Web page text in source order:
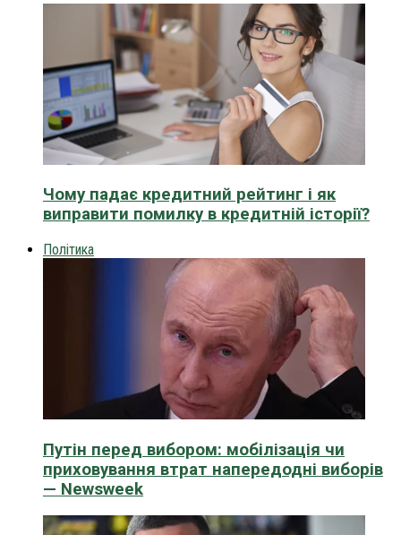
Чому падає кредитний рейтинг і як
виправити помилку в кредитній історії?
Політика
Путін перед вибором: мобілізація чи
приховування втрат напередодні виборів
— Newsweek